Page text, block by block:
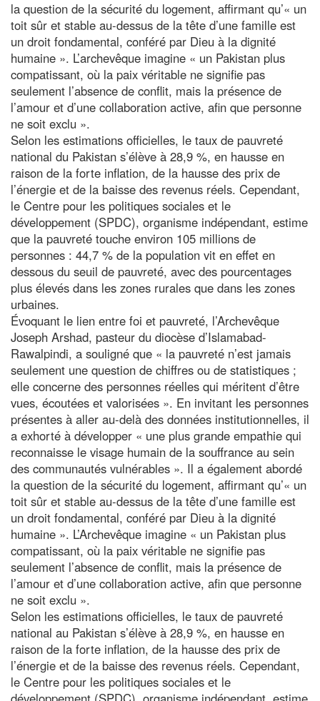
la question de la sécurité du logement, affirmant qu’« un
toit sûr et stable au-dessus de la tête d’une famille est
un droit fondamental, conféré par Dieu à la dignité
humaine ». L’archevêque imagine « un Pakistan plus
compatissant, où la paix véritable ne signifie pas
seulement l’absence de conflit, mais la présence de
l’amour et d’une collaboration active, afin que personne
ne soit exclu ».
Selon les estimations officielles, le taux de pauvreté
national du Pakistan s’élève à 28,9 %, en hausse en
raison de la forte inflation, de la hausse des prix de
l’énergie et de la baisse des revenus réels. Cependant,
le Centre pour les politiques sociales et le
développement (SPDC), organisme indépendant, estime
que la pauvreté touche environ 105 millions de
personnes : 44,7 % de la population vit en effet en
dessous du seuil de pauvreté, avec des pourcentages
plus élevés dans les zones rurales que dans les zones
urbaines.
Évoquant le lien entre foi et pauvreté, l’Archevêque
Joseph Arshad, pasteur du diocèse d’Islamabad-
Rawalpindi, a souligné que « la pauvreté n’est jamais
seulement une question de chiffres ou de statistiques ;
elle concerne des personnes réelles qui méritent d’être
vues, écoutées et valorisées ». En invitant les personnes
présentes à aller au-delà des données institutionnelles, il
a exhorté à développer « une plus grande empathie qui
reconnaisse le visage humain de la souffrance au sein
des communautés vulnérables ». Il a également abordé
la question de la sécurité du logement, affirmant qu’« un
toit sûr et stable au-dessus de la tête d’une famille est
un droit fondamental, conféré par Dieu à la dignité
humaine ». L’Archevêque imagine « un Pakistan plus
compatissant, où la paix véritable ne signifie pas
seulement l’absence de conflit, mais la présence de
l’amour et d’une collaboration active, afin que personne
ne soit exclu ».
Selon les estimations officielles, le taux de pauvreté
national au Pakistan s’élève à 28,9 %, en hausse en
raison de la forte inflation, de la hausse des prix de
l’énergie et de la baisse des revenus réels. Cependant,
le Centre pour les politiques sociales et le